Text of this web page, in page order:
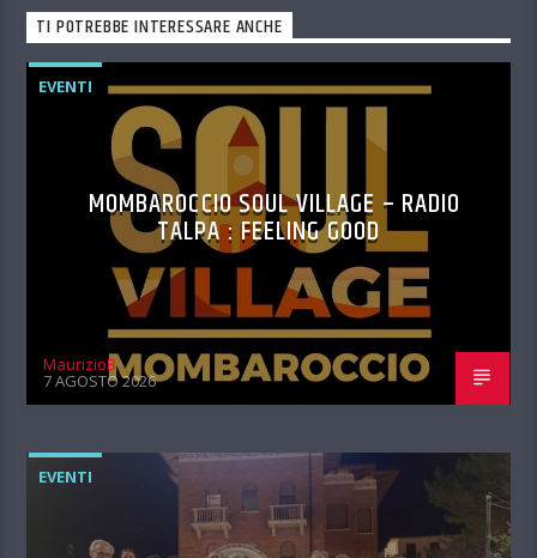
TI POTREBBE INTERESSARE ANCHE
EVENTI
MOMBAROCCIO SOUL VILLAGE – RADIO
TALPA : FEELING GOOD
MaurizioB
7 AGOSTO 2026
EVENTI